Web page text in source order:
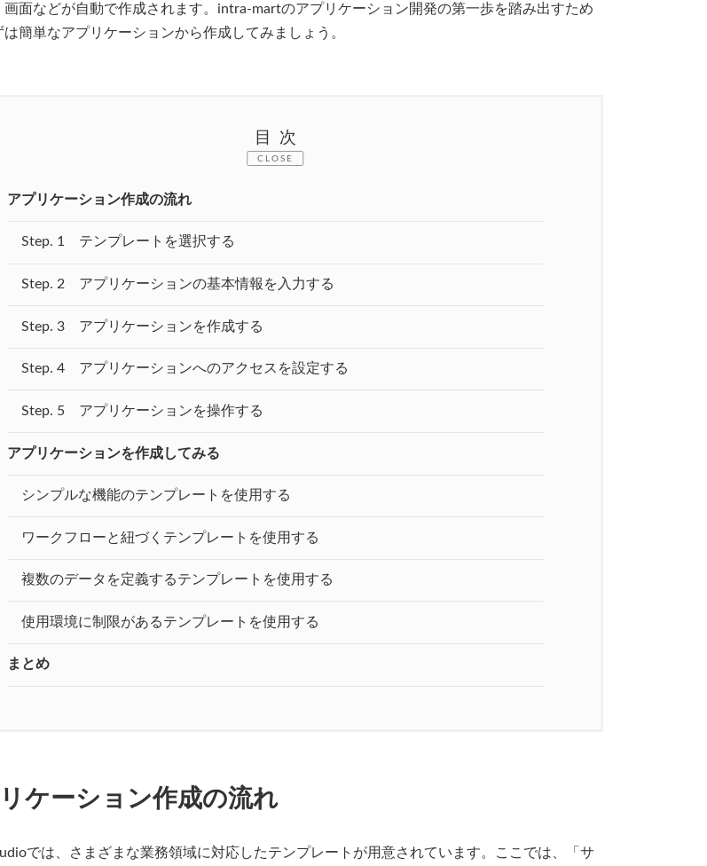
画面などが自動で作成されます。intra-martのアプリケーション開発の第一歩を踏み出すため
は簡単なアプリケーションから作成してみましょう。
目次
CLOSE
アプリケーション作成の流れ
Step. 1 テンプレートを選択する
Step. 2 アプリケーションの基本情報を入力する
Step. 3 アプリケーションを作成する
Step. 4 アプリケーションへのアクセスを設定する
Step. 5 アプリケーションを操作する
アプリケーションを作成してみる
シンプルな機能のテンプレートを使用する
ワークフローと紐づくテンプレートを使用する
複数のデータを定義するテンプレートを使用する
使用環境に制限があるテンプレートを使用する
まとめ
ケーション作成の流れ
では、さまざまな業務領域に対応したテンプレートが用意されています。ここでは、「サ